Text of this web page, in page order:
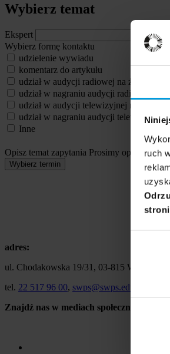
ruch
Wybierz temat
Ekspert
Wybierz formę kontaktu
udzielenie wywiadu
komentarz do artykułu
udział w audycji radiowej na żywo
udział w nagraniu audycji radiowej
udział w audycji telewizyjnej na żywo
udział w nagraniu audycji telewizyjnej
Inne
Opisz temat zapytania Prosimy opisać
Wybierz termin
adres:
ul. Chodakowska 19/31, 03-815 Warszawa
tel. 22 517 96 00, swps@swps.edu.pl
Znajdź nas w mediach społecznościowych: